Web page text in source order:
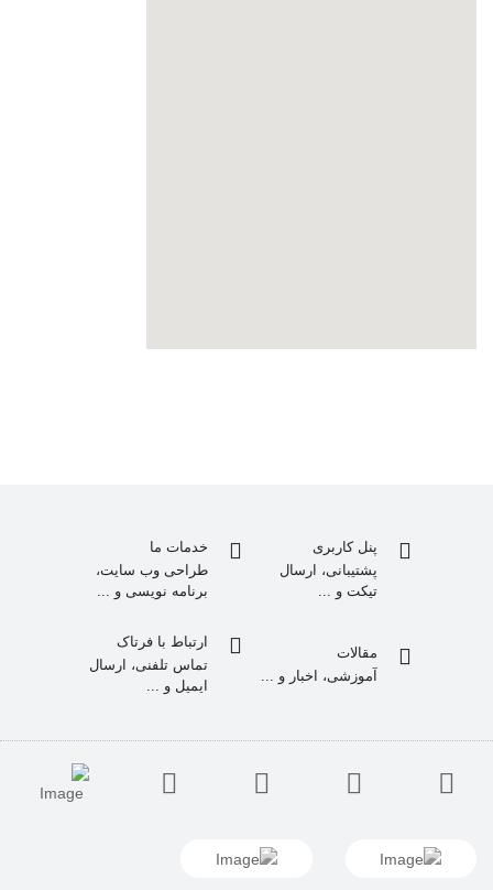
پنل کاربری
پشتیبانی، ارسال
تیکت و ...
خدمات ما
طراحی وب سایت،
برنامه نویسی و ...
مقالات
آموزشی، اخبار و ...
ارتباط با فرتاک
تماس تلفنی، ارسال
ایمیل و ...